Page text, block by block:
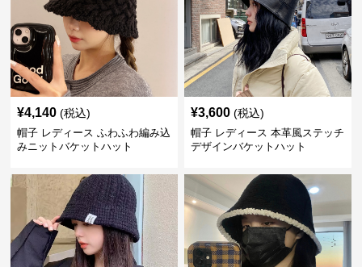
¥4,140 (税込)
帽子 レディース ふわふわ編み込
みニットバケットハット
¥3,600 (税込)
帽子 レディース 本革風ステッチ
デザインバケットハット